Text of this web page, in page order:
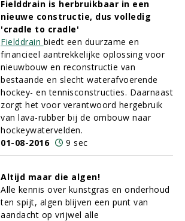
Fielddrain is herbruikbaar in een
nieuwe constructie, dus volledig
'cradle to cradle'
Fielddrain biedt een duurzame en
financieel aantrekkelijke oplossing voor
nieuwbouw en reconstructie van
bestaande en slecht waterafvoerende
hockey- en tennisconstructies. Daarnaast
zorgt het voor verantwoord hergebruik
van lava-rubber bij de ombouw naar
hockeywatervelden.
01-08-2016
9 sec
Altijd maar die algen!
Alle kennis over kunstgras en onderhoud
ten spijt, algen blijven een punt van
aandacht op vrijwel alle